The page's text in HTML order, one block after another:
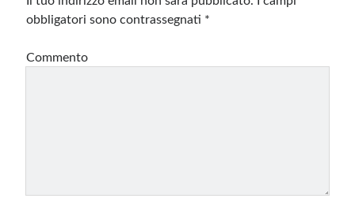
obbligatori sono contrassegnati *
Commento